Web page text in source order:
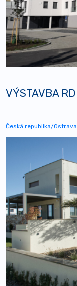
VÝSTAVBA
Česká republika/